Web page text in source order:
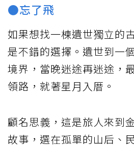
●忘了飛
如果想找一棟遺世獨立的
是不錯的選擇。遺世到一
境界，當晚迷途再迷途，
領路，就著星月入厝。
顧名思義，這是旅人來到
故事，選在孤單的山后、